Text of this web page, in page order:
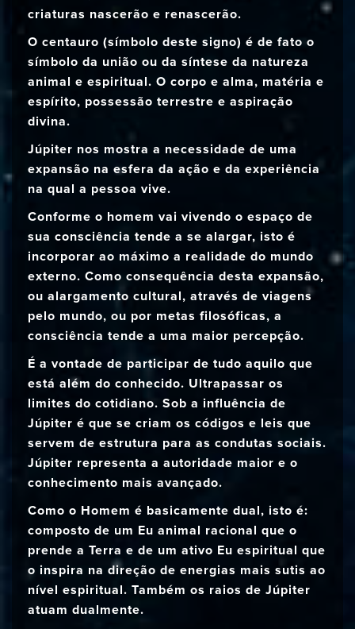
criaturas nascerão e renascerão.
O centauro (símbolo deste signo) é de fato o
símbolo da união ou da síntese da natureza
animal e espiritual. O corpo e alma, matéria e
espírito, possessão terrestre e aspiração
divina.
Júpiter nos mostra a necessidade de uma
expansão na esfera da ação e da experiência
na qual a pessoa vive.
Conforme o homem vai vivendo o espaço de
sua consciência tende a se alargar, isto é
incorporar ao máximo a realidade do mundo
externo. Como consequência desta expansão,
ou alargamento cultural, através de viagens
pelo mundo, ou por metas filosóficas, a
consciência tende a uma maior percepção.
É a vontade de participar de tudo aquilo que
está além do conhecido. Ultrapassar os
limites do cotidiano. Sob a influência de
Júpiter é que se criam os códigos e leis que
servem de estrutura para as condutas sociais.
Júpiter representa a autoridade maior e o
conhecimento mais avançado.
Como o Homem é basicamente dual, isto é:
composto de um Eu animal racional que o
prende a Terra e de um ativo Eu espiritual que
o inspira na direção de energias mais sutis ao
nível espiritual. Também os raios de Júpiter
atuam dualmente.